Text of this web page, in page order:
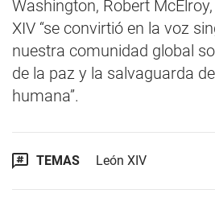
Washington, Robert
XIV “se convirtió en la voz
nuestra comunidad global
de la paz y la salvaguarda
humana”.
TEMAS León XIV